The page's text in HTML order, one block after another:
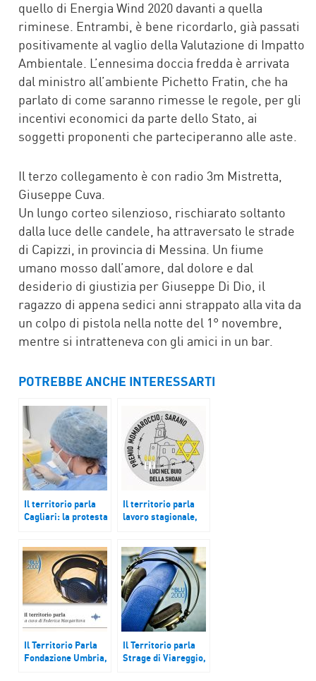
quello di Energia Wind 2020 davanti a quella
riminese. Entrambi, è bene ricordarlo, già passati
positivamente al vaglio della Valutazione di Impatto
Ambientale. L’ennesima doccia fredda è arrivata
dal ministro all’ambiente Pichetto Fratin, che ha
parlato di come saranno rimesse le regole, per gli
incentivi economici da parte dello Stato, ai
soggetti proponenti che parteciperanno alle aste.
Il terzo collegamento è con radio 3m Mistretta,
Giuseppe Cuva.
Un lungo corteo silenzioso, rischiarato soltanto
dalla luce delle candele, ha attraversato le strade
di Capizzi, in provincia di Messina. Un fiume
umano mosso dall’amore, dal dolore e dal
desiderio di giustizia per Giuseppe Di Dio, il
ragazzo di appena sedici anni strappato alla vita da
un colpo di pistola nella notte del 1° novembre,
mentre si intratteneva con gli amici in un bar.
POTREBBE ANCHE INTERESSARTI
Il territorio parla
Cagliari: la protesta
Udine: ricerca sulla
sindrome post-
Covid; Brindisi:
riapre Forte a Mare
restaurato
Il territorio parla
lavoro stagionale,
Il Territorio Parla
Fondazione Umbria,
Il Territorio parla
Strage di Viareggio,